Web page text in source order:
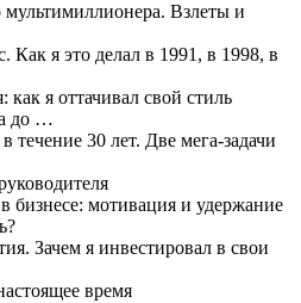
мультимиллионера. Взлеты и
я это делал в 1991, в 1998, в
я оттачивал свой стиль
до …
течение 30 лет. Две мега-задачи
мотивация и удержание
Зачем я инвестировал в свои
время